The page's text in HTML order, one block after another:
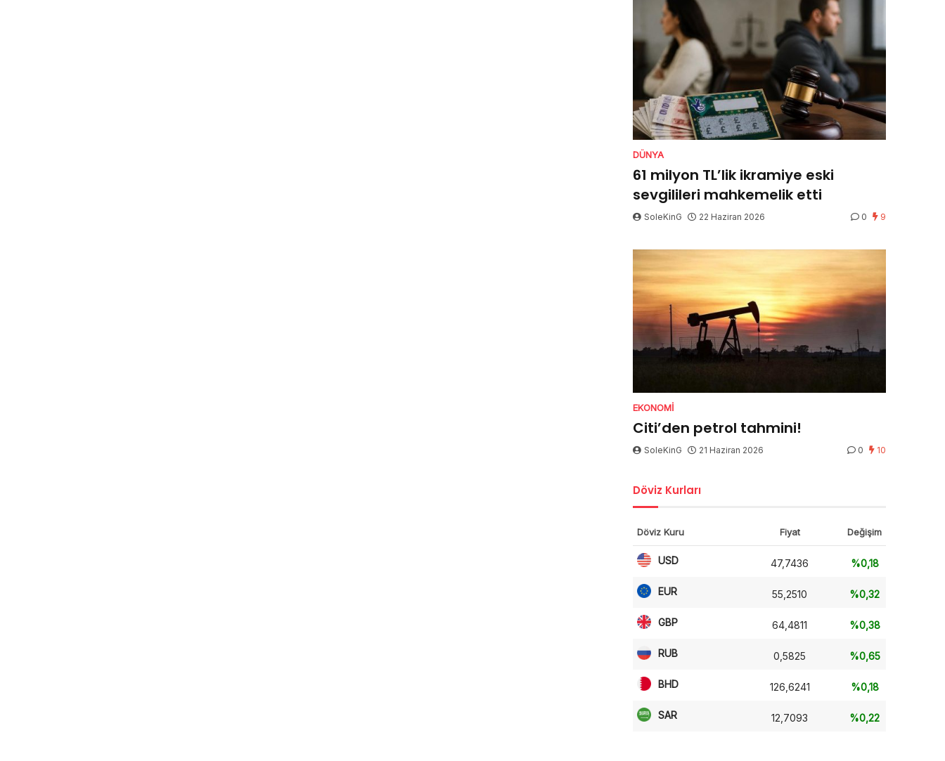
DÜNYA
61 milyon TL’lik ikramiye eski
sevgilileri mahkemelik etti
SoleKinG 22 Haziran 2026 0 9
EKONOMI
Citi’den petrol tahmini!
SoleKinG 21 Haziran 2026 0 10
Döviz Kurları
Döviz Kuru Fiyat Değişim
USD 47,7436 %0,18
EUR 55,2510 %0,32
GBP 64,4811 %0,38
RUB 0,5825 %0,65
BHD 126,6241 %0,18
SAR 12,7093 %0,22